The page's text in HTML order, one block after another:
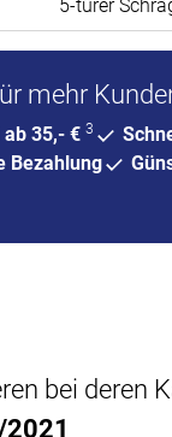
5-türer
mehr
ab 35,- € 3
Bezahlung
bei deren
2021